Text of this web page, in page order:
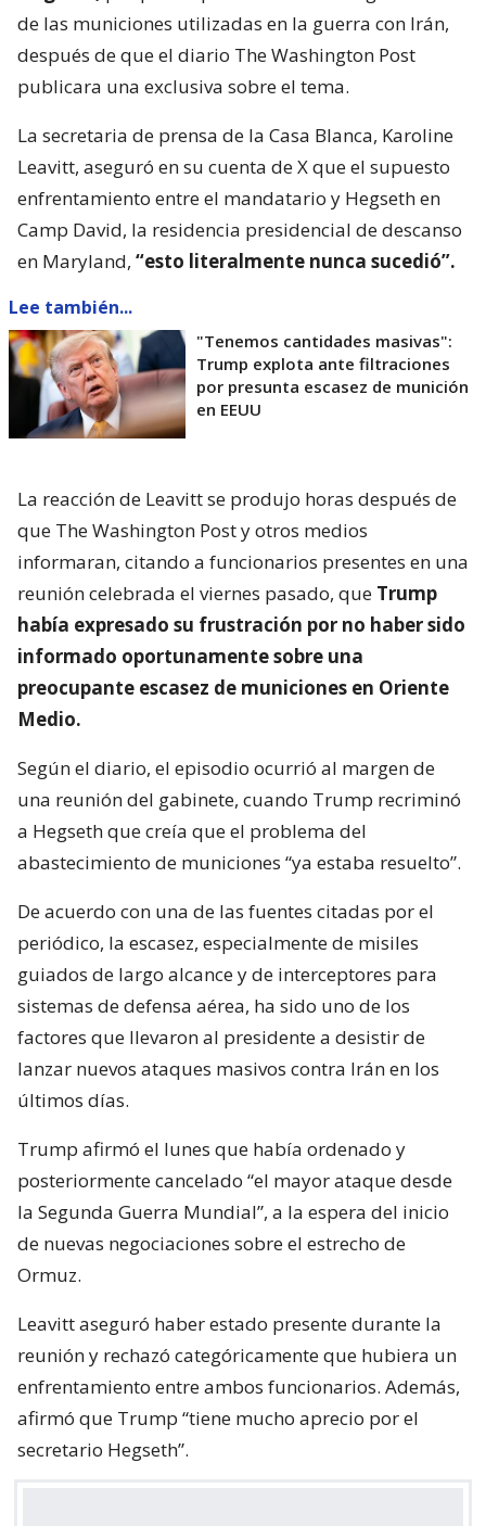
de las municiones utilizadas en la guerra con Irán,
después de que el diario The Washington Post
publicara una exclusiva sobre el tema.
La secretaria de prensa de la Casa Blanca, Karoline
Leavitt, aseguró en su cuenta de X que el supuesto
enfrentamiento entre el mandatario y Hegseth en
Camp David, la residencia presidencial de descanso
en Maryland, “esto literalmente nunca sucedió”.
Lee también...
"Tenemos cantidades masivas":
Trump explota ante filtraciones
por presunta escasez de munición
en EEUU
La reacción de Leavitt se produjo horas después de
que The Washington Post y otros medios
informaran, citando a funcionarios presentes en una
reunión celebrada el viernes pasado, que Trump
había expresado su frustración por no haber sido
informado oportunamente sobre una
preocupante escasez de municiones en Oriente
Medio.
Según el diario, el episodio ocurrió al margen de
una reunión del gabinete, cuando Trump recriminó
a Hegseth que creía que el problema del
abastecimiento de municiones “ya estaba resuelto”.
De acuerdo con una de las fuentes citadas por el
periódico, la escasez, especialmente de misiles
guiados de largo alcance y de interceptores para
sistemas de defensa aérea, ha sido uno de los
factores que llevaron al presidente a desistir de
lanzar nuevos ataques masivos contra Irán en los
últimos días.
Trump afirmó el lunes que había ordenado y
posteriormente cancelado “el mayor ataque desde
la Segunda Guerra Mundial”, a la espera del inicio
de nuevas negociaciones sobre el estrecho de
Ormuz.
Leavitt aseguró haber estado presente durante la
reunión y rechazó categóricamente que hubiera un
enfrentamiento entre ambos funcionarios. Además,
afirmó que Trump “tiene mucho aprecio por el
secretario Hegseth”.